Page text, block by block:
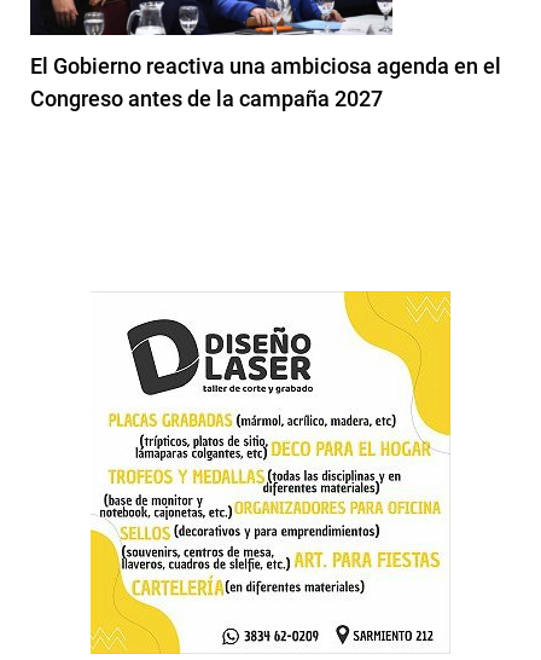
El Gobierno reactiva una ambiciosa agenda en el
Congreso antes de la campaña 2027